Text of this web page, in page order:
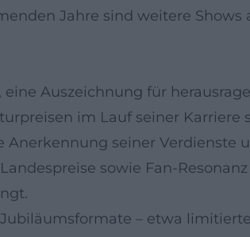
Jahre sind weitere
Auszeichnung für
im Lauf seiner
seiner Verdienste
sowie Fan-
– etwa